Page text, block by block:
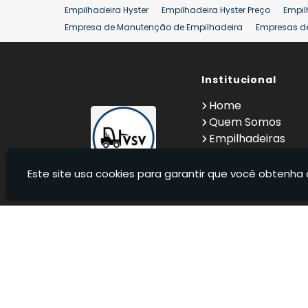
Empilhadeira Hyster
Empilhadeira Hyster Preço
Empresa de Manutenção de Empilhadeira
Empresas
Locação Empilhadeira Hyster
Locação Empilhadeira
Comprar Empilhadeira
Locação de Empilhadeira 25 ton
Comprar
Institucional
Home
Quem Somos
Empilhadeiras
Informações
Este site usa cookies para garantir que você obtenha